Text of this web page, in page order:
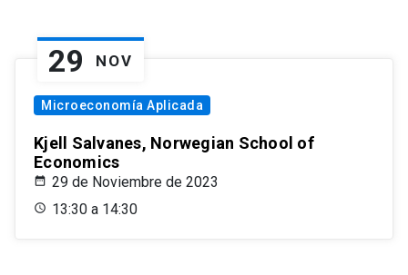
29 NOV
Microeconomía Aplicada
Kjell Salvanes, Norwegian School of
Economics
29 de Noviembre de 2023
13:30 a 14:30